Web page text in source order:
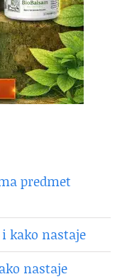
predmet
i kako nastaje
nastaje